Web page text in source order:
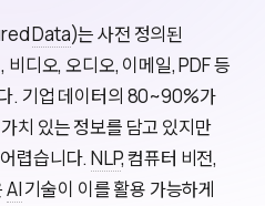
Data)는 사전 정의된
디오, 오디오, 이메일, PDF 등
. 기업 데이터의 80~90%가
치 있는 정보를 담고 있지만
렵습니다.NLP, 컴퓨터 비전,
AI기술이 이를 활용 가능하게